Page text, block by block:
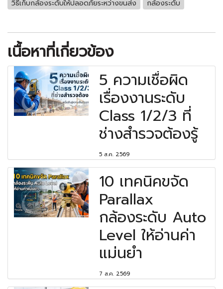
วิธีเก็บกล้องระดับให้ปลอดภัยระหว่างขนส่ง กล้องระดับ
เนื้อหาที่เกี่ยวข้อง
5 ความเชื่อผิด
เรื่องงานระดับ
Class 1/2/3 ที่
ช่างสำรวจต้องรู้
5 ส.ค. 2569
10 เทคนิคขจัด
Parallax
กล้องระดับ Auto
Level ให้อ่านค่า
แม่นยำ
7 ส.ค. 2569